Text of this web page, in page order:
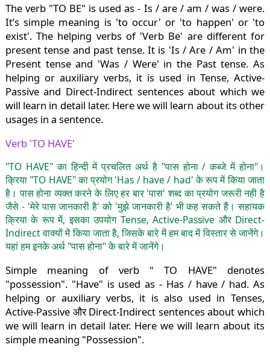
The verb "TO BE" is used as - Is / are / am / was / were.
It’s simple meaning is 'to occur' or 'to happen' or 'to
exist'. The helping verbs of 'Verb Be' are different for
present tense and past tense. It is 'Is / Are / Am' in the
Present tense and 'Was / Were' in the Past tense. As
helping or auxiliary verbs, it is used in Tense, Active-
Passive and Direct-Indirect sentences about which we
will learn in detail later. Here we will learn about its other
usages in a sentence.
Verb 'TO HAVE'
"TO HAVE" का हिन्दी में प्रचलित अर्थ है "पास होना / कब्जे में होना"।
क्रिया "TO HAVE" का प्रयोग 'Has / have / had' के रूप में किया जाता
है। पास होना व्यक्त करने के लिए हर बार 'पास' शब्द का प्रयोग जरूरी नही है
जैसे - 'मेरे पास जानकारी है' को 'मुझे जानकारी है' भी कह सकते हैं। सहायक
क्रिया के रूप में, इसका उपयोग Tense, Active-Passive और Direct-
Indirect वाक्यों में किया जाता है, जिसके बारे में हम बाद में विस्तार से जानेंगे।
यहां हम इनके अर्थ "पास होना" के बारे में जानेंगे।
Simple meaning of verb " TO HAVE" denotes
"possession". "Have" is used as - Has / have / had. As
helping or auxiliary verbs, it is also used in Tenses,
Active-Passive और Direct-Indirect sentences about which
we will learn in detail later. Here we will learn about its
simple meaning "Possession".